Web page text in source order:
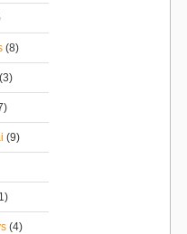
(8)
(3)
(9)
(4)